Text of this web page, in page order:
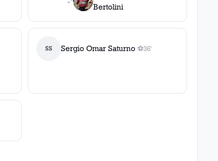
Bertolini
SS Sergio Omar Saturno ⚽
1gol
36'